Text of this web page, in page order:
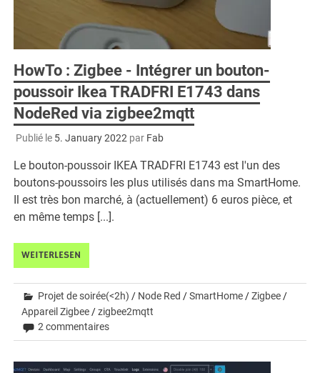
HowTo : Zigbee - Intégrer un bouton-
poussoir Ikea TRADFRI E1743 dans
NodeRed via zigbee2mqtt
Publié le 5. January 2022par Fab
Le bouton-poussoir IKEA TRADFRI E1743 est l'un des
boutons-poussoirs les plus utilisés dans ma SmartHome.
Il est très bon marché, à (actuellement) 6 euros pièce, et
en même temps [...].
WEITERLESEN
Projet de soirée(<2h) / Node Red /SmartHome/Zigbee/
Appareil Zigbee/zigbee2mqtt
2 commentaires